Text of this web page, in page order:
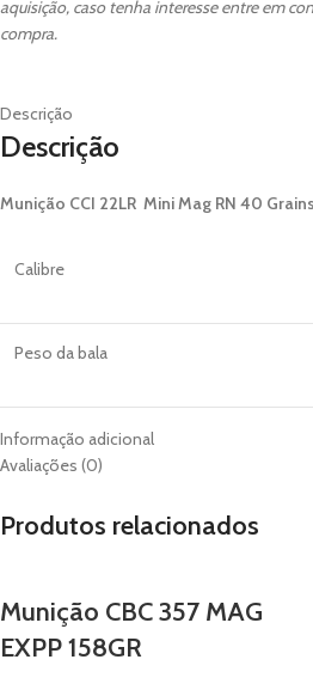
aquisição, caso tenha interesse entre em
compra.
Descrição
Descrição
Munição CCI 22LR Mini Mag RN 40
Calibre
Peso da bala
Estilo de bala
Muzzle Velocity
Quantidade na caixa
Informação adicional
Avaliações (0)
Produtos relacionados
Munição CBC 357 MAG
EXPP 158GR